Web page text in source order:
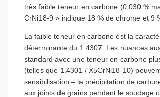
très faible teneur en carbone (0,030 %
CrNi18-9 » indique 18 % de chrome et 9
La faible teneur en carbone est la
déterminante du 1.4307. Les nuances
standard avec une teneur en carbone
(telles que 1.4301 / X5CrNi18-10)
sensibilisation – la précipitation de
aux joints de grains pendant le soudage